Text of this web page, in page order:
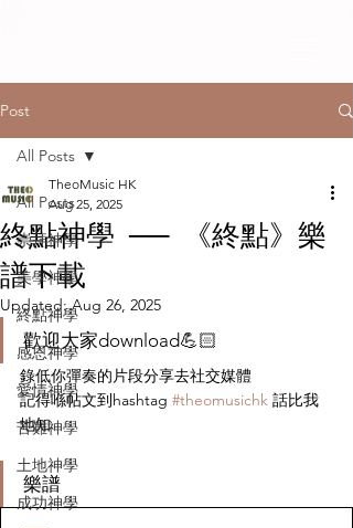
Post
All Posts
崇拜神學
美學神學
終點神學
感恩神學
愛情神學
苦難神學
土地神學
成功神學
All Posts
終點神學 ── 《終點》樂
譜下載
TheoMusic HK
Aug 25, 2025
Updated:Aug 26, 2025
歡迎大家download💪🏻
錄低你彈奏的片段分享去社交媒體
記得喺帖文到hashtag #theomusichk 話比我
地知
樂譜